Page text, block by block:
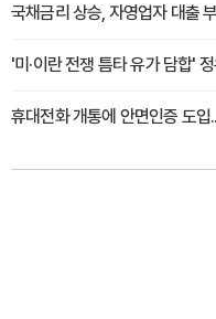
국채금리 상승, 자영업자 대출
'미·이란 전쟁 틈타 유가 담합'
휴대전화 개통에 안면인증 도